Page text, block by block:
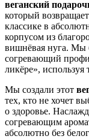
веганский
который
классике в
корпусом из
вишнёвая нуга. Мы
согревающий
ликёре»,
Мы создали этот
тех, кто не хочет
о здоровье.
согревающим
абсолютно без